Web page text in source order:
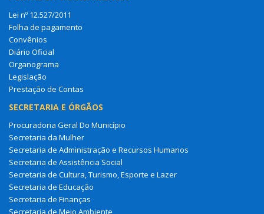
Lei nº 12.527/2011
Folha de pagamento
Convênios
Diário Oficial
Organograma
Legislação
Prestação de Contas
SECRETARIA E ÓRGÃOS
Procuradoria Geral Do Município
Secretaria da Mulher
Secretaria de Administração e Recursos Humanos
Secretaria de Assistência Social
Secretaria de Cultura, Turismo, Esporte e Lazer
Secretaria de Educação
Secretaria de Finanças
Secretaria de Meio Ambiente